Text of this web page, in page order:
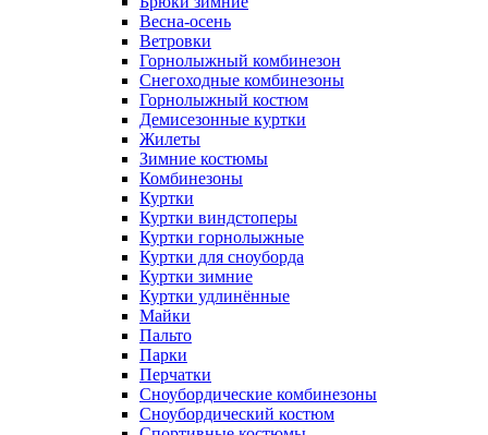
Весна-осень
Ветровки
Горнолыжный комбинезон
Снегоходные комбинезоны
Горнолыжный костюм
Демисезонные куртки
Жилеты
Зимние костюмы
Комбинезоны
Куртки
Куртки виндстоперы
Куртки горнолыжные
Куртки для сноуборда
Куртки зимние
Куртки удлинённые
Майки
Пальто
Парки
Перчатки
Сноубордические комбинезоны
Сноубордический костюм